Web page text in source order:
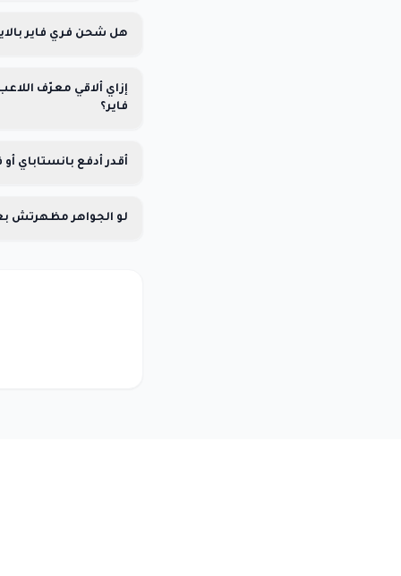
هل شحن فري فاير
فاير؟
أقدر أدفع بانستاباي
لو الجواهر مظهرتش